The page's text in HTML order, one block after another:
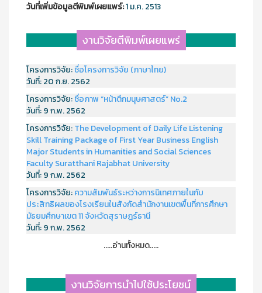
วันที่เพิ่มข้อมูลตีพิมพ์เผยแพร์:1 ม.ค. 2513
งานวิจัยตีพิมพ์เผยแพร่
โครงการวิจัย:ชื่อโครงการวิจัย (ภาษาไทย)
วันที่:20 ก.ย. 2562
โครงการวิจัย:ชื่อภาพ “หน้าตึกมนุษศาสตร์” No.2
วันที่:9 ก.พ. 2562
โครงการวิจัย:The Development of Daily Life Listening
Skill Training Package of First Year Business English
Major Students in Humanities and Social Sciences
Faculty Suratthani Rajabhat University
วันที่:9 ก.พ. 2562
โครงการวิจัย:ความสัมพันธ์ระหว่างการนิเทศภายในกับ
ประสิทธิผลของโรงเรียนในสังกัดสำนักงานเขตพื้นที่การศึกษา
มัธยมศึกษาเขต 11 จังหวัดสุราษฎร์ธานี
วันที่:9 ก.พ. 2562
.....อ่านทั้งหมด.....
งานวิจัยการนำไปใช้ประโยชน์